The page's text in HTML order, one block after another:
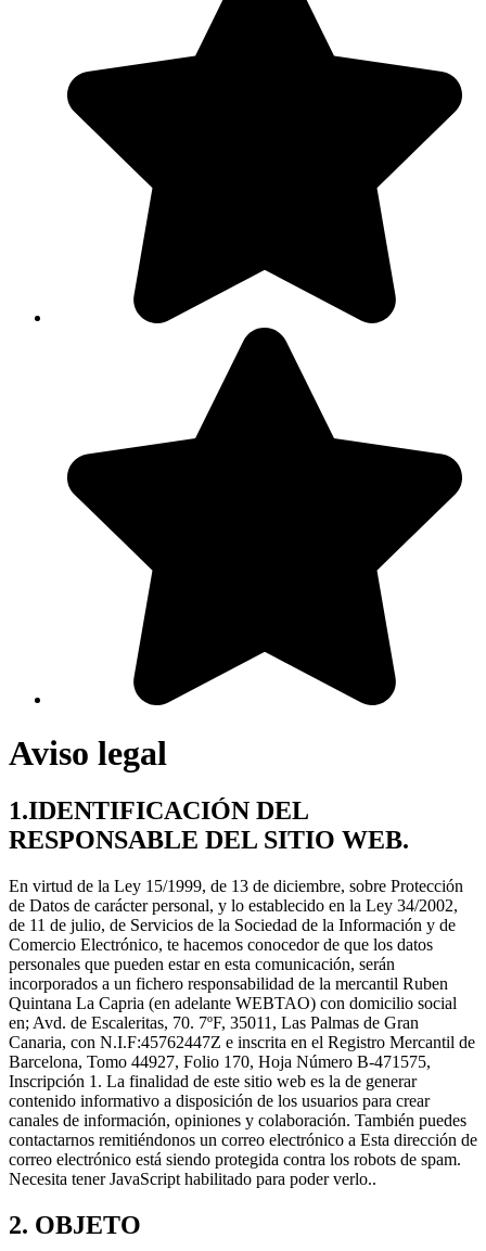
Aviso legal
1.IDENTIFICACIÓN DEL
RESPONSABLE DEL SITIO WEB.
En virtud de la Ley 15/1999, de 13 de diciembre, sobre Protección
de Datos de carácter personal, y lo establecido en la Ley 34/2002,
de 11 de julio, de Servicios de la Sociedad de la Información y de
Comercio Electrónico, te hacemos conocedor de que los datos
personales que pueden estar en esta comunicación, serán
incorporados a un fichero responsabilidad de la mercantil Ruben
Quintana La Capria (en adelante WEBTAO) con domicilio social
en; Avd. de Escaleritas, 70. 7ºF, 35011, Las Palmas de Gran
Canaria, con N.I.F:45762447Z e inscrita en el Registro Mercantil de
Barcelona, Tomo 44927, Folio 170, Hoja Número B-471575,
Inscripción 1. La finalidad de este sitio web es la de generar
contenido informativo a disposición de los usuarios para crear
canales de información, opiniones y colaboración. También puedes
contactarnos remitiéndonos un correo electrónico a Esta dirección de
correo electrónico está siendo protegida contra los robots de spam.
Necesita tener JavaScript habilitado para poder verlo..
2. OBJETO